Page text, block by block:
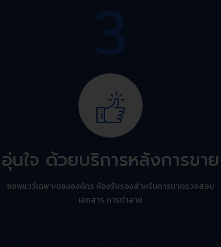
อุ่นใจ ด้วยบริการหลังการขาย
ซอฟแวว์เฉพาะขององค์กร ห้องรับรองสำหรับการมาตรวจสอบ
เอกสาร การทำลาย